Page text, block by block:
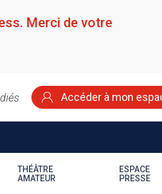
Merci de votre
Accéder à mon
THÉÂTRE
AMATEUR
ESPACE
PRESSE